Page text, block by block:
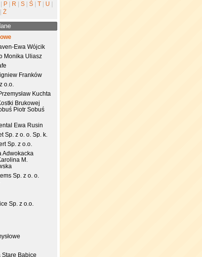
P R S Ś T U
Ż
Ewa Wójcik
Monika Uliasz
Franków
o.o.
Kuchta
Brukowej
Piotr Sobuś
Ewa Rusin
Sp. z o. o. Sp. k.
Sp. z o.o.
Adwokacka
M.
Sp. z o. o.
Sp. z o.o.
Stare Babice